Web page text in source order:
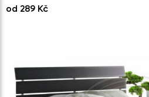
od 289 Kč